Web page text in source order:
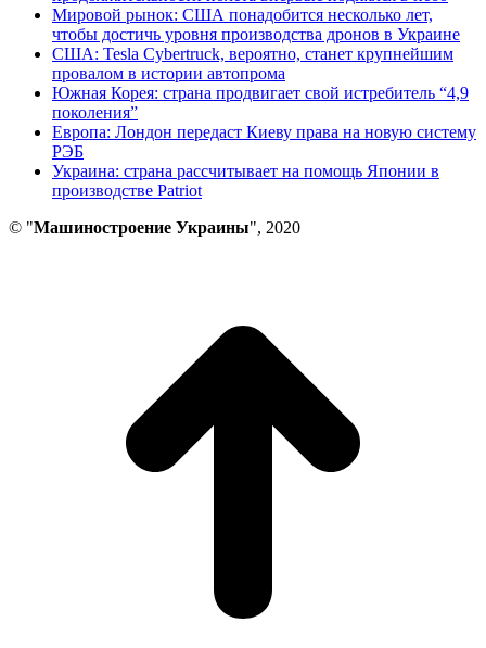
Мировой рынок: США понадобится несколько лет,
чтобы достичь уровня производства дронов в Украине
США: Tesla Cybertruck, вероятно, станет крупнейшим
провалом в истории автопрома
Южная Корея: страна продвигает свой истребитель “4,9
поколения”
Европа: Лондон передаст Киеву права на новую систему
РЭБ
Украина: страна рассчитывает на помощь Японии в
производстве Patriot
© "Машиностроение Украины", 2020